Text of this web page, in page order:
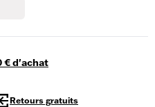
€ d'achat
Retours gratuits